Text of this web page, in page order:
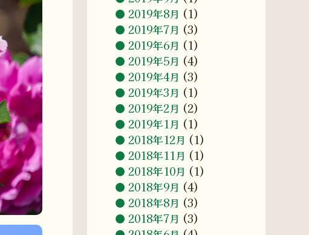
2019年8月 (1)
2019年7月 (3)
2019年6月 (1)
2019年5月 (4)
2019年4月 (3)
2019年3月 (1)
2019年2月 (2)
2019年1月 (1)
2018年12月 (1)
2018年11月 (1)
2018年10月 (1)
2018年9月 (4)
2018年8月 (3)
2018年7月 (3)